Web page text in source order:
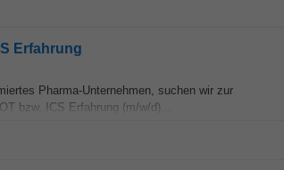
Erfahrung
Pharma-Unternehmen, suchen wir zur
bzw. ICS Erfahrung (m/w/d)...